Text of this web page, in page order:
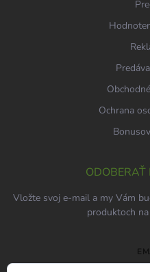
Ochrana
ODOBERAŤ
Vložte svoj e-mail a my Vám
produktoch